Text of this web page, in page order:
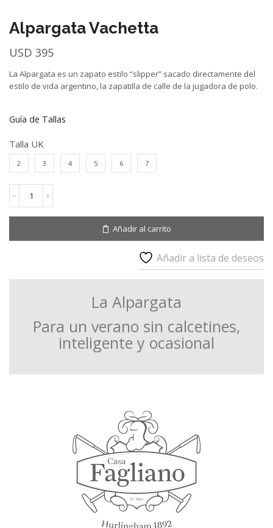
Alpargata Vachetta
USD 395
La Alpargata es un zapato estilo “slipper” sacado directamente del
estilo de vida argentino, la zapatilla de calle de la jugadora de polo.
Guía de Tallas
Talla UK
2 3 4 5 6 7
Vachetta
cantidad
Añadir al carrito
Añadir a lista de deseos
La Alpargata
Para un verano sin calcetines,
inteligente y ocasional